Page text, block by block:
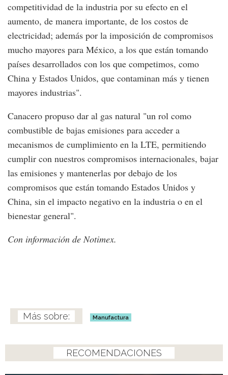
competitividad de la industria por su efecto en el
aumento, de manera importante, de los costos de
electricidad; además por la imposición de compromisos
mucho mayores para México, a los que están tomando
países desarrollados con los que competimos, como
China y Estados Unidos, que contaminan más y tienen
mayores industrias".
Canacero propuso dar al gas natural "un rol como
combustible de bajas emisiones para acceder a
mecanismos de cumplimiento en la LTE, permitiendo
cumplir con nuestros compromisos internacionales, bajar
las emisiones y mantenerlas por debajo de los
compromisos que están tomando Estados Unidos y
China, sin el impacto negativo en la industria o en el
bienestar general".
Con información de Notimex.
Manufactura
RECOMENDACIONES